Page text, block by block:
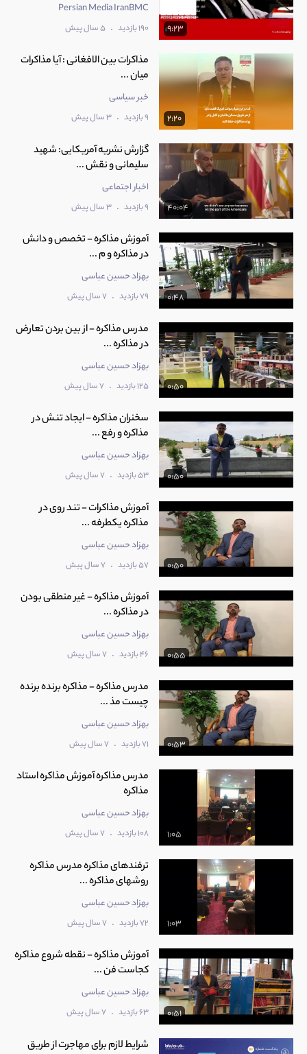
9:23
Persian Media IranBMC
190 بازدید . 5 سال پیش
2:20
مذاکرات بین الافغانی : آیا مذاکرات
میان ...
خبر سیاسی
9 بازدید . 3 سال پیش
40:04
گزارش نشریه آمریکایی: شهید
سلیمانی و نقش ...
اخبار اجتماعی
9 بازدید . 3 سال پیش
0:48
آموزش مذاکره - تخصص و دانش
در مذاکره و م ...
بهزاد حسین عباسی
79 بازدید . 7 سال پیش
0:50
مدرس مذاکره - از بین بردن تعارض
در مذاکره ...
بهزاد حسین عباسی
125 بازدید . 7 سال پیش
0:50
سخنران مذاکره - ایجاد تنش در
مذاکره و رفع ...
بهزاد حسین عباسی
53 بازدید . 7 سال پیش
0:50
آموزش مذاکرات - تند روی در
مذاکره یکطرفه ...
بهزاد حسین عباسی
57 بازدید . 7 سال پیش
0:55
آموزش مذاکره - غیر منطقی بودن
در مذاکره ...
بهزاد حسین عباسی
46 بازدید . 7 سال پیش
0:53
مدرس مذاکره - مذاکره برنده برنده
چیست مذ ...
بهزاد حسین عباسی
71 بازدید . 7 سال پیش
1:05
مدرس مذاکره آموزش مذاکره استاد
مذاکره
بهزاد حسین عباسی
108 بازدید . 7 سال پیش
1:03
ترفندهای مذاکره مدرس مذاکره
روشهای مذاکره ...
بهزاد حسین عباسی
72 بازدید . 7 سال پیش
0:51
آموزش مذاکره - نقطه شروع مذاکره
کجاست فن ...
بهزاد حسین عباسی
63 بازدید . 7 سال پیش
شرایط لازم برای مهاجرت از طریق